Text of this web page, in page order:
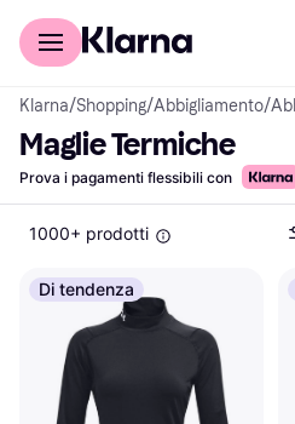
Per il tuo shopping
Klarna/Shopping/Abbigliamento/
Maglie Termiche
Prova i pagamenti flessibili con
1000+ prodotti
Di tendenza